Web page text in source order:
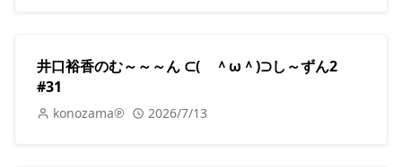
井口裕香のむ～～～ん ⊂( ＾ω＾)⊃し～ずん2
#31
konozama℗ 2026/7/13